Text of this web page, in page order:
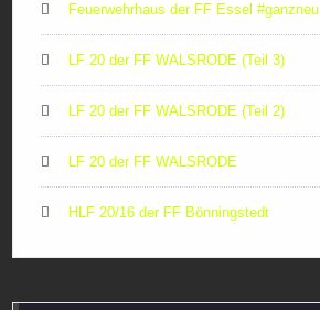
Feuerwehrhaus der FF Essel #ganzneu
LF 20 der FF WALSRODE (Teil 3)
LF 20 der FF WALSRODE (Teil 2)
LF 20 der FF WALSRODE
HLF 20/16 der FF Bönningstedt